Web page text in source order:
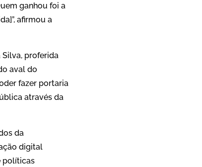
ganhou foi a
afirmou a
proferida
aval do
fazer portaria
através da
da
digital
políticas